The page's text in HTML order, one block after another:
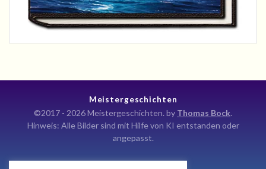
Meistergeschichten
©2017 - 2026 Meistergeschichten. by Thomas Bock.
Hinweis: Alle Bilder sind mit Hilfe von KI entstanden oder
angepasst.